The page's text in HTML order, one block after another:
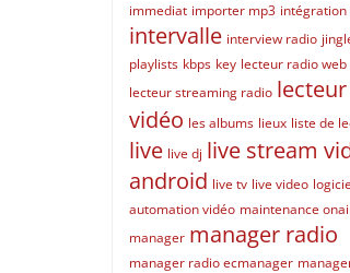
immediat importer mp3 intégration
intervalle interview radio
playlists kbps key lecteur radio web
lecteur streaming radio lecteur
vidéo les albums lieux liste de
live live dj live stream
android live tv live video
automation vidéo maintenance
manager manager radio
manager radio ecmanager